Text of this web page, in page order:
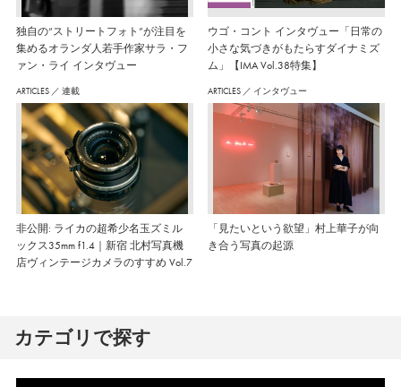
独自の“ストリートフォト”が注目を
集めるオランダ人若手作家サラ・フ
ァン・ライ インタヴュー
ウゴ・コント インタヴュー「日常の
小さな気づきがもたらすダイナミズ
ム」【IMA Vol.38特集】
ARTICLES ／ 連載
非公開: ライカの超希少名玉ズミル
ックス35mm f1.4｜新宿 北村写真機
店ヴィンテージカメラのすすめ Vol.7
ARTICLES ／ インタヴュー
「見たいという欲望」村上華子が向
き合う写真の起源
カテゴリで探す